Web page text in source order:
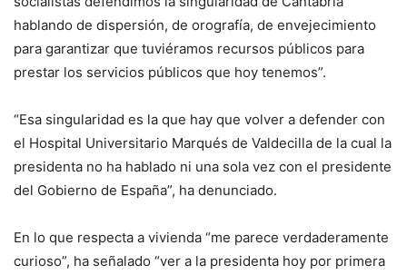
hablando de dispersión, de orografía, de envejecimiento
para garantizar que tuviéramos recursos públicos para
prestar los servicios públicos que hoy tenemos”.
“Esa singularidad es la que hay que volver a defender con
el Hospital Universitario Marqués de Valdecilla de la cual la
presidenta no ha hablado ni una sola vez con el presidente
del Gobierno de España”, ha denunciado.
En lo que respecta a vivienda “me parece verdaderamente
curioso”, ha señalado “ver a la presidenta hoy por primera